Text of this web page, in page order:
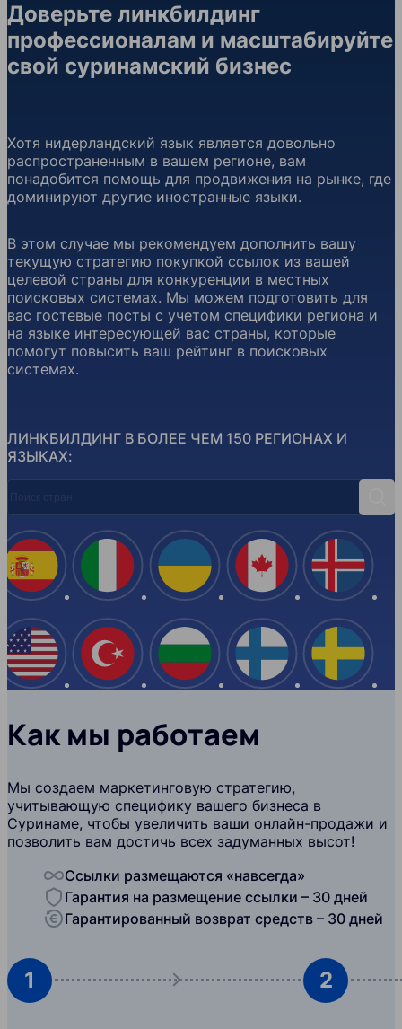
Доверьте линкбилдинг
профессионалам и масштабируйте
свой суринамский бизнес
ЛИНКБИЛДИНГ В БОЛЕЕ ЧЕМ 150 РЕГИОНАХ И
ЯЗЫКАХ:
Хотя нидерландский язык является довольно
распространенным в вашем регионе, вам
понадобится помощь для продвижения на рынке, где
доминируют другие иностранные языки.
В этом случае мы рекомендуем дополнить вашу
текущую стратегию покупкой ссылок из вашей
целевой страны для конкуренции в местных
поисковых системах. Мы можем подготовить для
вас гостевые посты с учетом специфики региона и
на языке интересующей вас страны, которые
помогут повысить ваш рейтинг в поисковых
системах.
Испания
США
Италия
Турция
Украина
Болгария
Канада
Финляндия
Как мы работаем
Мы создаем маркетинговую стратегию,
учитывающую специфику вашего бизнеса в
Суринаме, чтобы увеличить ваши онлайн-продажи и
позволить вам достичь всех задуманных высот!
Ссылки размещаются «навсегда»
Гарантия на размещение ссылки – 30 дней
Гарантированный возврат средств – 30 дней
1 2